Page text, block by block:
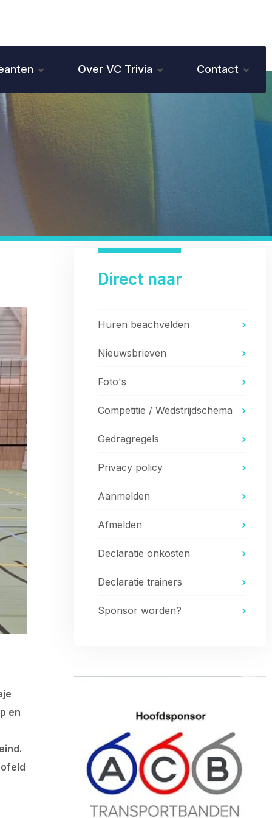
Over VC Trivia Contact
en
Direct naar
Huren beachvelden
Nieuwsbrieven
Foto's
Competitie / Wedstrijdschema
Gedragregels
Privacy policy
Aanmelden
Afmelden
Declaratie onkosten
Declaratie trainers
Sponsor worden?